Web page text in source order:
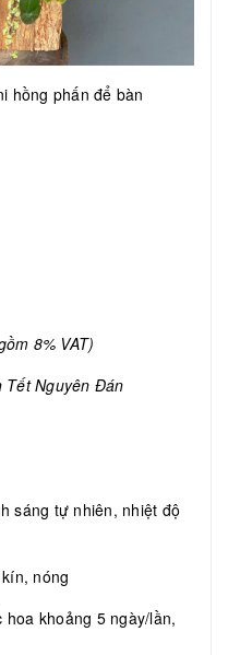
hồng phấn để bàn
8% VAT)
Tết Nguyên Đán
sáng tự nhiên, nhiệt độ
nóng
khoảng 5 ngày/lần,